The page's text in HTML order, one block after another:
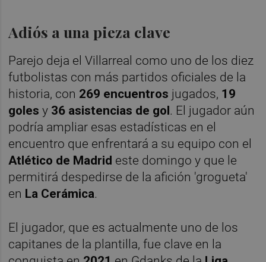
Adiós a una pieza clave
Parejo deja el Villarreal como uno de los diez
futbolistas con más partidos oficiales de la
historia, con 269 encuentros jugados, 19
goles y 36 asistencias de gol. El jugador aún
podría ampliar esas estadísticas en el
encuentro que enfrentará a su equipo con el
Atlético de Madrid este domingo y que le
permitirá despedirse de la afición 'grogueta'
en La Cerámica.
El jugador, que es actualmente uno de los
capitanes de la plantilla, fue clave en la